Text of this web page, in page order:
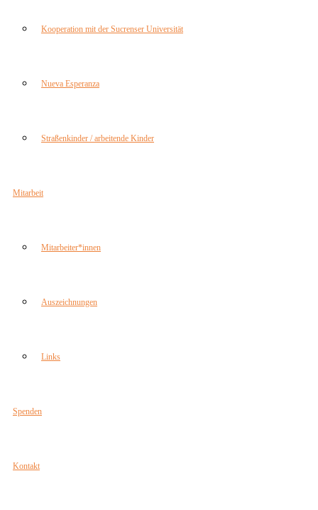
Kooperation mit der Sucrenser Universität
Nueva Esperanza
Straßenkinder / arbeitende Kinder
Mitarbeit
Mitarbeiter*innen
Auszeichnungen
Links
Spenden
Kontakt